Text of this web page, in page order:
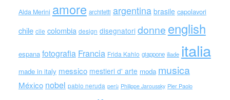
Alda Merini amore architetti argentina brasile capolavori
chile cile colombia design disegnatori donne english
espana fotografia Francia Frida Kahlo giappone iliade italia
made in italy messico mestieri d' arte moda musica
México nobel pablo neruda perù Philippe Jaroussky Pier Paolo